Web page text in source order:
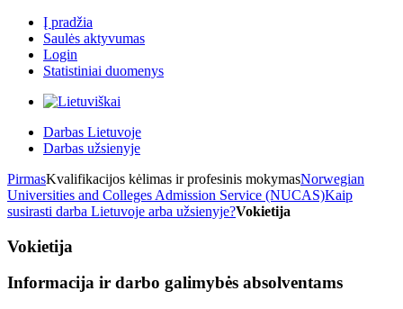
Į pradžia
Saulės aktyvumas
Login
Statistiniai duomenys
Darbas Lietuvoje
Darbas užsienyje
PirmasKvalifikacijos kėlimas ir profesinis mokymasNorwegian
Universities and Colleges Admission Service (NUCAS)Kaip
susirasti darba Lietuvoje arba užsienyje?Vokietija
Vokietija
Informacija ir darbo galimybės absolventams